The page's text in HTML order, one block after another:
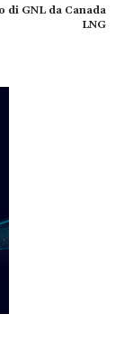
di GNL da Canada
LNG